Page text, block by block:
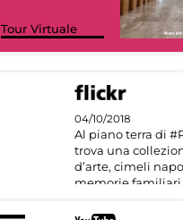
Tour Virtuale
04/10/2018
Al piano terra di
trova una
d’arte, cimeli
memorie